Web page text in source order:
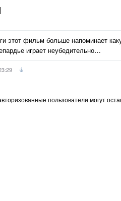
этот фильм больше напоминает
играет неубедительно…
пользователи могут